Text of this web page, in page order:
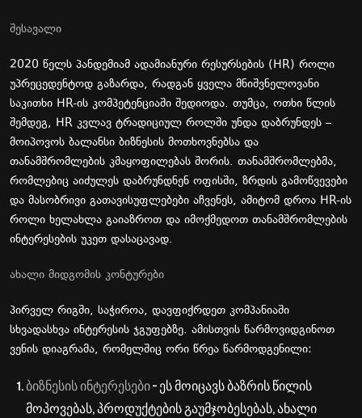
შესავალი
2020 წელს პანდემიამ ადამიანური რესურსების (HR) როლი
უპრეცედენტოდ გაზარდა, რადგან ყველა მნიშვნელოვანი
საკითხი HR-ის კომპეტენციაში შედიოდა. თუმცა, ოთხი წლის
შემდეგ, HR კვლავ ტრადიციულ როლში უნდა დაბრუნდეს –
მოიპოვოს ბალანსი ბიზნესის მოთხოვნებსა და
თანამშრომლების კმაყოფილებას შორის. თანამშრომლებმა,
რომლებიც აიძულეს დაბრუნდნენ ოფისში, ზრდის გამოწვევები
და მასობრივი გათავისუფლებები აჩვენეს, ამიტომ დროა HR-ის
როლი ხელახლა გაიაზროთ და იმოქმედოთ თანამშრომლების
ინტერესების უკეთ დასაცავად.
ახალი მიდგომის კონტურები
პირველ რიგში, საჭიროა, დავფიქრდეთ კომპანიაში
სხვადასხვა ინტერესის ჯგუფებზე. ამისთვის წარმოვიდგინოთ
ვენის დიაგრამა, რომელშიც ორი წრეა წარმოდგენილი:
ბიზნესისინტერესები–ესმოიცავსბაზრის წილის
მოპოვებას,პროდუქტებისგაუმჯობესებას,ახალი